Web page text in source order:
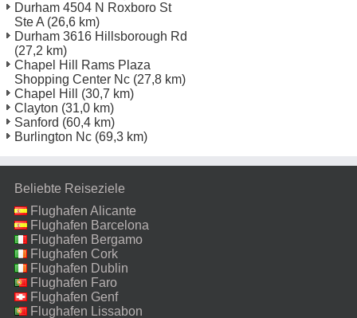
Durham 4504 N Roxboro St
Ste A (26,6 km)
Durham 3616 Hillsborough Rd
(27,2 km)
Chapel Hill Rams Plaza
Shopping Center Nc (27,8 km)
Chapel Hill
(30,7 km)
Clayton (31,0 km)
Sanford (60,4 km)
Burlington Nc (69,3 km)
Beliebte Reiseziele
Flughafen Alicante
Flughafen Barcelona
Flughafen Bergamo
Flughafen Cork
Flughafen Dublin
Flughafen Faro
Flughafen Genf
Flughafen Lissabon